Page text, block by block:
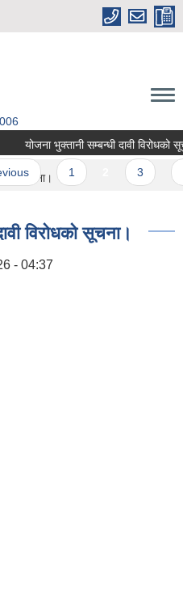
योजना भुक्तानी सम्बन्धी दावी विरोधको
सूचना।
विरोधको सूचना।
- 04:37